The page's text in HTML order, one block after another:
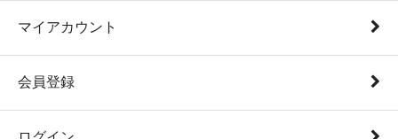
マイアカウント
会員登録